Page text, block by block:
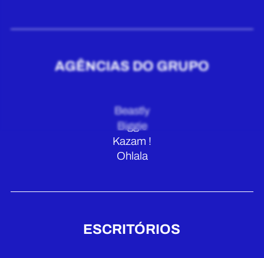
AGÊNCIAS DO GRUPO
Beastly
Biggie
Kazam !
Ohlala
ESCRITÓRIOS